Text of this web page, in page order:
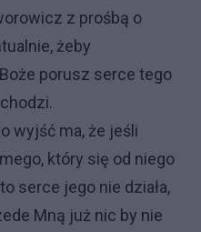
z prośbą o
żeby
porusz serce tego
wyjść ma, że jeśli
który się od niego
serce jego nie działa,
Mną już nic by nie